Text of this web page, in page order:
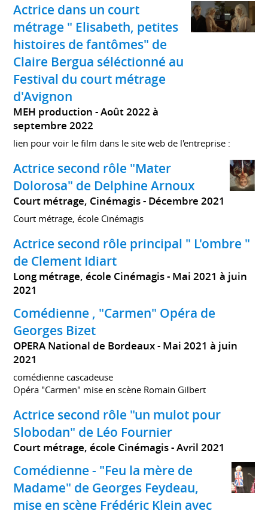
Actrice dans un court
métrage " Elisabeth, petites
histoires de fantômes" de
Claire Bergua séléctionné au
Festival du court métrage
d'Avignon
MEH production
Août 2022 à
septembre 2022
lien pour voir le film dans le site web de l'entreprise :
Actrice second rôle "Mater
Dolorosa" de Delphine Arnoux
Court métrage, Cinémagis Décembre 2021
Court métrage, école Cinémagis
Actrice second rôle principal " L'ombre "
de Clement Idiart
Long métrage, école Cinémagis
Mai 2021 à juin
2021
Comédienne , "Carmen" Opéra de
Georges Bizet
OPERA National de Bordeaux
Mai 2021 à juin
2021
comédienne cascadeuse
Opéra "Carmen" mise en scène Romain Gilbert
Actrice second rôle "un mulot pour
Slobodan" de Léo Fournier
Court métrage, école Cinémagis Avril 2021
Comédienne - "Feu la mère de
Madame" de Georges Feydeau,
mise en scène Frédéric Klein avec